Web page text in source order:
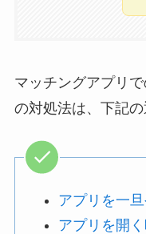
マッチングアプリ
の対処法は、下記の
アプリを一
アプリを開